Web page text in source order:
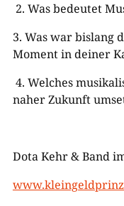
2. Was bedeutet
3. Was war bislang
Moment indeiner
4. Welches
naher Zukunft
Dota Kehr & Band